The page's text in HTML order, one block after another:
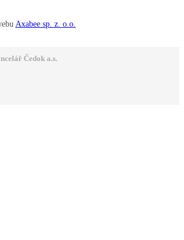
Axabee sp. z. o.o.
Čedok a.s.